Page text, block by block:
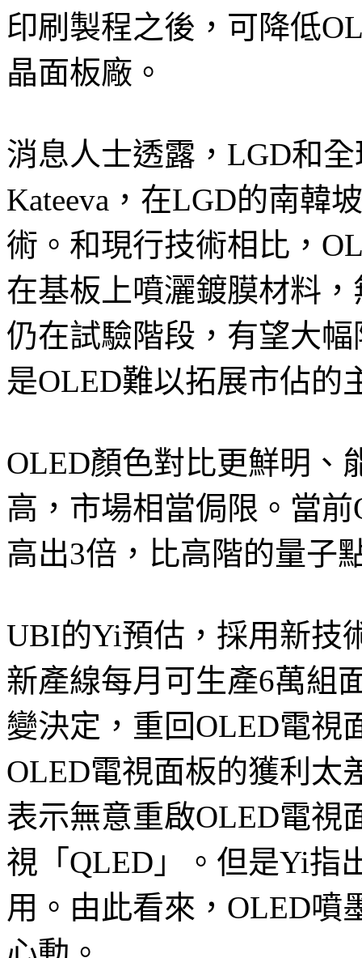
印刷製程之後，可降低
晶面板廠。
消息人士透露，LGD和
Kateeva，在LGD的南韓
術。和現行技術相比，
在基板上噴灑鍍膜材料
仍在試驗階段，有望大
是OLED難以拓展市佔的
OLED顏色對比更鮮明、
高，市場相當侷限。當
高出3倍，比高階的量子
UBI的Yi預估，採用新技
新產線每月可生產6萬組
變決定，重回OLED電視
OLED電視面板的獲利太
表示無意重啟OLED電視
視「QLED」。但是Yi指
用。由此看來，OLED噴